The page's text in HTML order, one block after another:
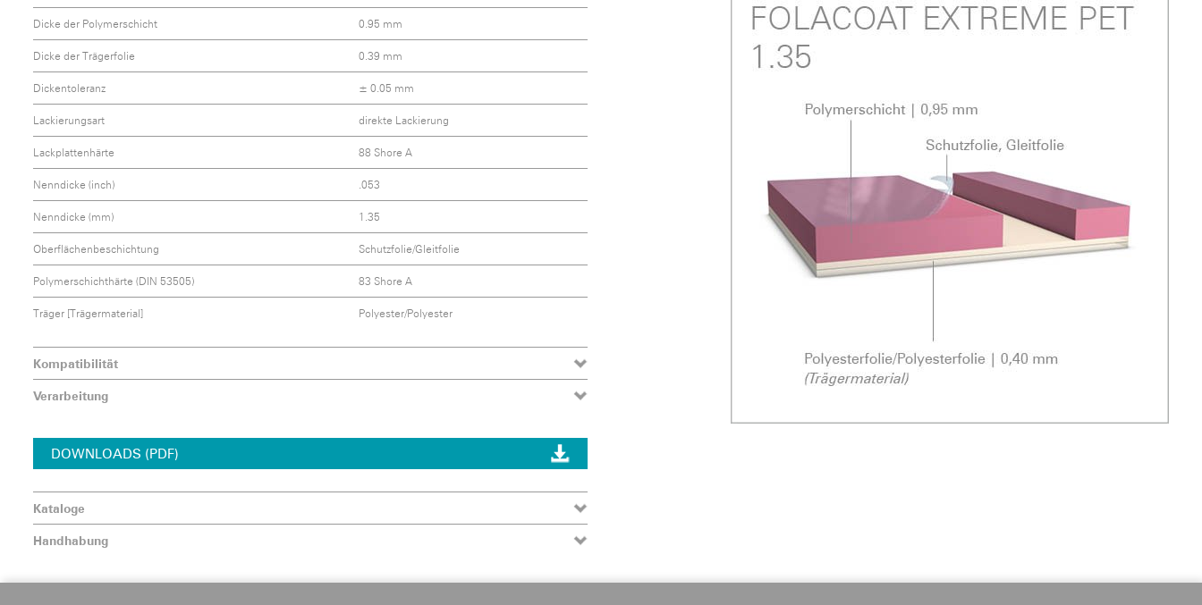
Dicke der Polymerschicht 0.95 mm
Dicke der Trägerfolie 0.39 mm
Dickentoleranz ± 0.05 mm
Lackierungsart direkte Lackierung
Lackplattenhärte 88 Shore A
Nenndicke (inch) .053
Nenndicke (mm) 1.35
Oberflächenbeschichtung Schutzfolie/Gleitfolie
Polymerschichthärte (DIN 53505) 83 Shore A
Träger [Trägermaterial] Polyester/Polyester
Kompatibilität
Verarbeitung
DOWNLOADS (PDF)
Kataloge
Handhabung